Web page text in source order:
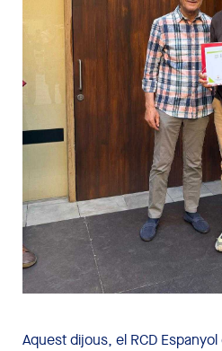
Aquest dijous, el RCD Espanyol